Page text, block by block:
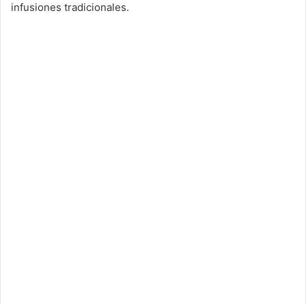
infusiones tradicionales.